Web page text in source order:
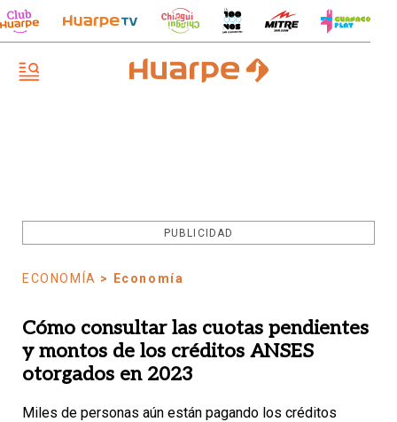
PUBLICIDAD
ECONOMÍA > Economía
Cómo consultar las cuotas pendientes
y montos de los créditos ANSES
otorgados en 2023
Miles de personas aún están pagando los créditos